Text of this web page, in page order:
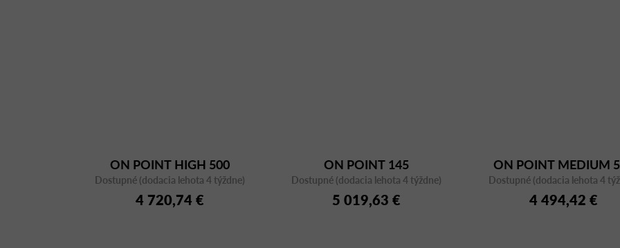
ON POINT HIGH 500
Dostupné (dodacia lehota 4 týždne)
4 720,74 €
ON POINT 145
Dostupné (dodacia lehota 4 týždne)
5 019,63 €
ON POINT MEDIUM
Dostupné (dodacia lehota 4
4 494,42 €